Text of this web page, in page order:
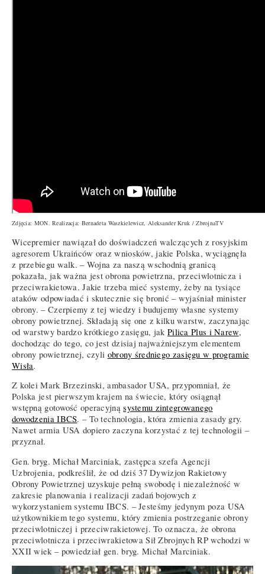
Zdjęcia: MON. Realizacja: Bernadeta Waszkielewicz, Aleksander Kruk / ZbrojnaTV
Wicepremier nawiązał do doświadczeń walczących z rosyjskim
agresorem Ukraińców oraz wniosków, jakie Polska, wyciągnęła
z przebiegu walk. – Wojna za naszą wschodnią granicą
pokazała, jak ważna jest obrona powietrzna, przeciwlotnicza i
przeciwrakietowa. Jakie trzeba mieć systemy, żeby na tysiące
ataków odpowiadać i skutecznie się bronić – wyjaśniał minister
obrony. – Czerpiemy z tej wiedzy i budujemy własne systemy
obrony powietrznej. Składają się one z kilku warstw, zaczynając
od warstwy bardzo krótkiego zasięgu, jakPilica Plus i Narew,
dochodząc do tego, co jest dzisiaj najważniejszym elementem
obrony powietrznej, czyli obrony średniego zasięgu w programie
Wisła.
Z kolei Mark Brzezinski, ambasador USA, przypomniał, że
Polska jest pierwszym krajem na świecie, który osiągnął
wstępną gotowość operacyjnąsystemu zintegrowanego
dowodzenia IBCS. – To technologia, która zmienia zasady gry.
Nawet armia USA dopiero zaczyna korzystać z tej technologii –
przyznał.
Gen. bryg. Michał Marciniak, zastępca szefa Agencji
Uzbrojenia, podkreślił, że od dziś 37 Dywizjon Rakietowy
Obrony Powietrznej uzyskuje pełną swobodę i niezależność w
zakresie planowania i realizacji zadań bojowych z
wykorzystaniem systemu IBCS. – Jesteśmy jedynym poza USA
użytkownikiem tego systemu, który zmienia postrzeganie obrony
przeciwlotniczej i przeciwrakietowej. To oznacza, że obrona
przeciwlotnicza i przeciwrakietowa Sił Zbrojnych RP wchodzi w
XXII wiek – powiedział gen. bryg. Michał Marciniak.